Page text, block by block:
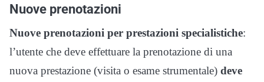
Nuove prenotazioni
Nuove prenotazioni per prestazioni specialistiche:
l’utente che deve effettuare la prenotazione di una
nuova prestazione (visita o esame strumentale) deve